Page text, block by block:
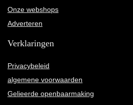
Onze webshops
Adverteren
Verklaringen
Privacybeleid
algemene voorwaarden
Gelieerde openbaarmaking